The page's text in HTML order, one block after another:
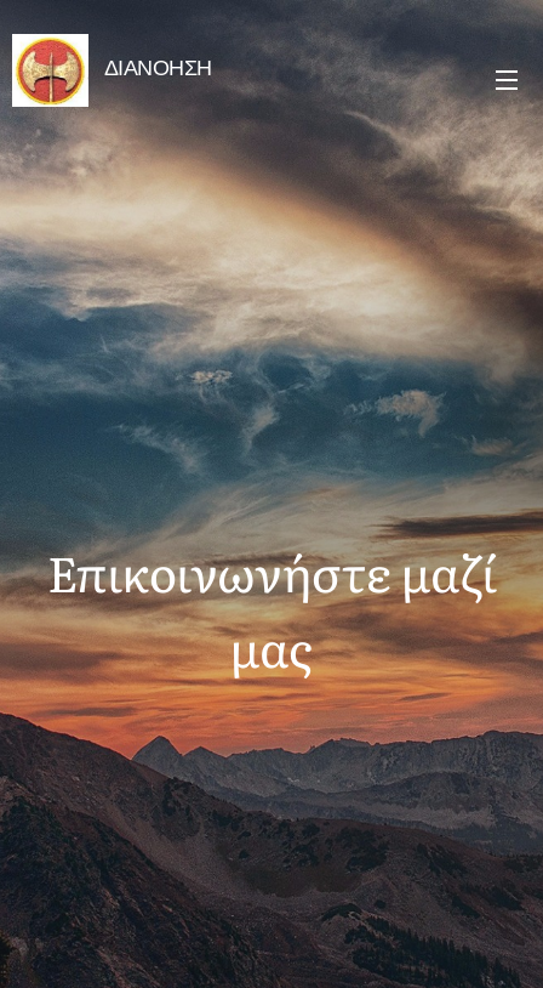
ΔΙΑΝΟΗΣΗ
Επικοινωνήστε μαζί
μας